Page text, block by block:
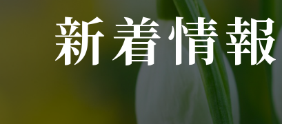
新着情報